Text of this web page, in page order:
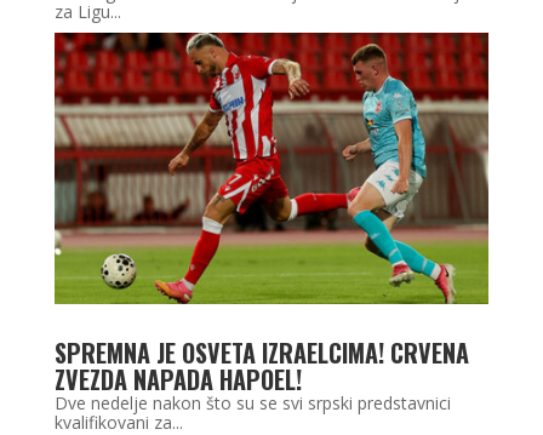
za Ligu...
SPREMNA JE OSVETA IZRAELCIMA! CRVENA
ZVEZDA NAPADA HAPOEL!
Dve nedelje nakon što su se svi srpski predstavnici
kvalifikovani za...